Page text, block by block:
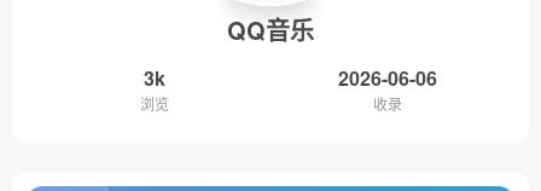
QQ音乐
3k
浏览
2026-06-06
收录